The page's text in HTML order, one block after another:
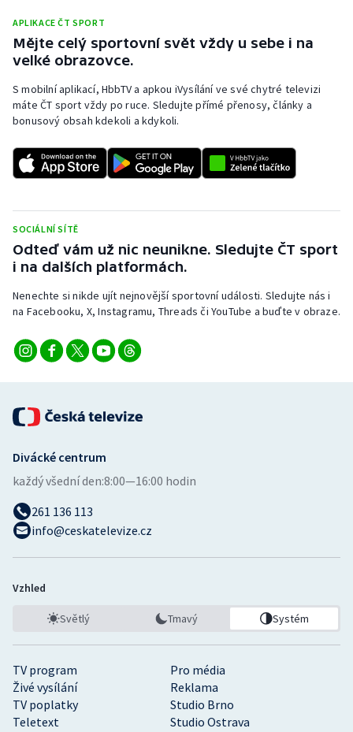
APLIKACE ČT SPORT
Mějte celý sportovní svět vždy u sebe i na
velké obrazovce.
S mobilní aplikací, HbbTV a apkou iVysílání ve své chytré televizi
máte ČT sport vždy po ruce. Sledujte přímé přenosy, články a
bonusový obsah kdekoli a kdykoli.
SOCIÁLNÍ SÍTĚ
Odteď vám už nic neunikne. Sledujte ČT sport
i na dalších platformách.
Nenechte si nikde ujít nejnovější sportovní události. Sledujte nás i
na Facebooku, X, Instagramu, Threads či YouTube a buďte v obraze.
TV program
Pro média
Živé vysílání
Reklama
TV poplatky
Studio Brno
Teletext
Studio Ostrava
Divácké centrum
každý všední den:8:00—16:00 hodin
261 136 113
info@ceskatelevize.cz
Vzhled
Světlý Tmavý Systém